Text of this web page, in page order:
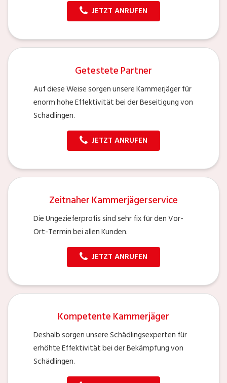
JETZT ANRUFEN
Getestete Partner
Auf diese Weise sorgen unsere Kammerjäger für
enorm hohe Effektivität bei der Beseitigung von
Schädlingen.
JETZT ANRUFEN
Zeitnaher Kammerjägerservice
Die Ungezieferprofis sind sehr fix für den Vor-
Ort-Termin bei allen Kunden.
JETZT ANRUFEN
Kompetente Kammerjäger
Deshalb sorgen unsere Schädlingsexperten für
erhöhte Effektivität bei der Bekämpfung von
Schädlingen.